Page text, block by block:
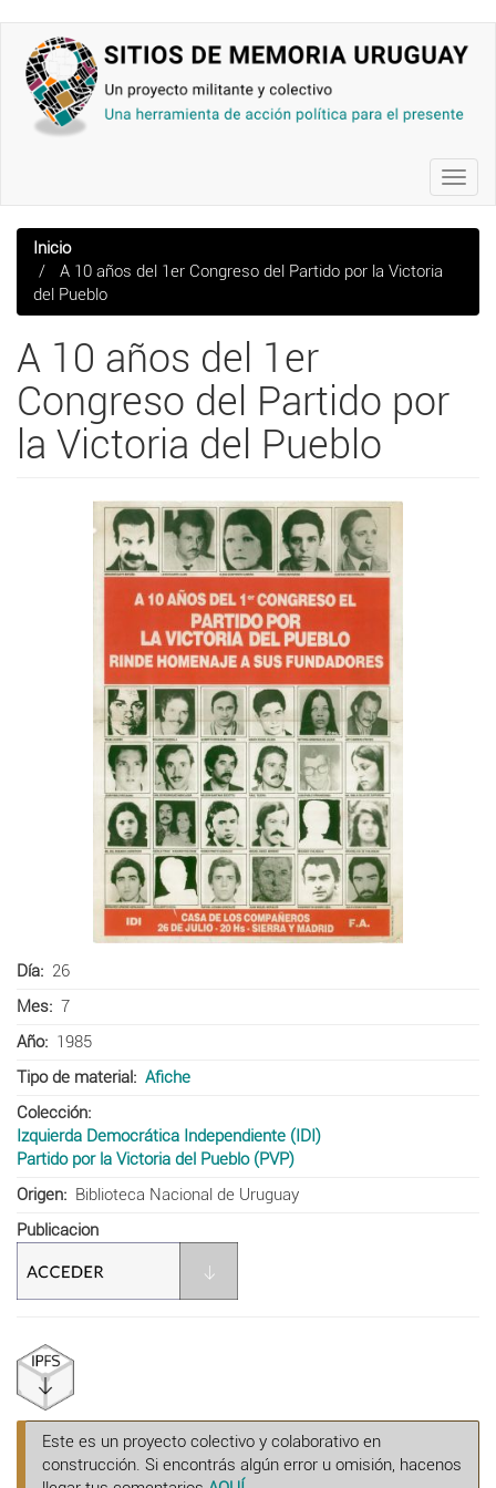
contenido
principal
Inicio
A 10 años del 1er Congreso del Partido por la Victoria
del Pueblo
A 10 años del 1er
Congreso del Partido por
la Victoria del Pueblo
Día
26
Mes
7
Año
1985
Tipo de material
Afiche
Colección
Izquierda Democrática Independiente (IDI)
Partido por la Victoria del Pueblo (PVP)
Origen
Biblioteca Nacional de Uruguay
Publicacion
Este es un proyecto colectivo y colaborativo en
construcción. Si encontrás algún error u omisión, hacenos